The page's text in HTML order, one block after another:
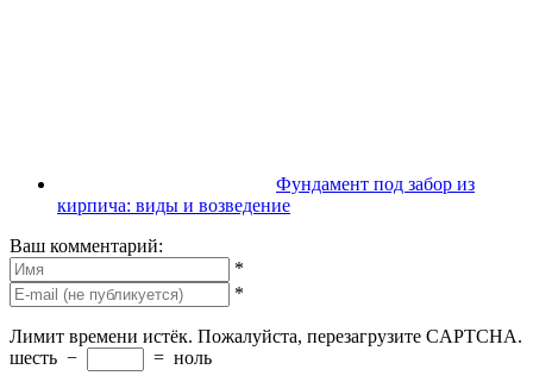
Фундамент под забор из
кирпича: виды и возведение
Ваш комментарий:
*
*
Лимит времени истёк. Пожалуйста, перезагрузите CAPTCHA.
шесть − = ноль